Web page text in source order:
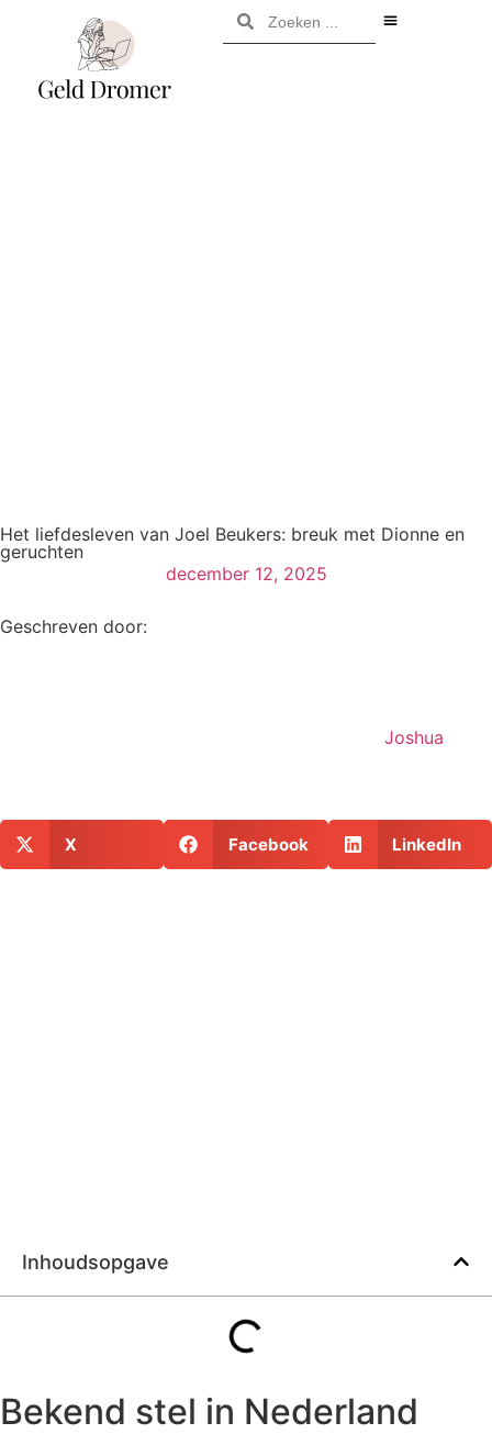
Het liefdesleven van Joel Beukers: breuk met Dionne en
geruchten
december 12, 2025
Geschreven door:
Joshua
X Facebook LinkedIn
Inhoudsopgave
Bekend stel in Nederland